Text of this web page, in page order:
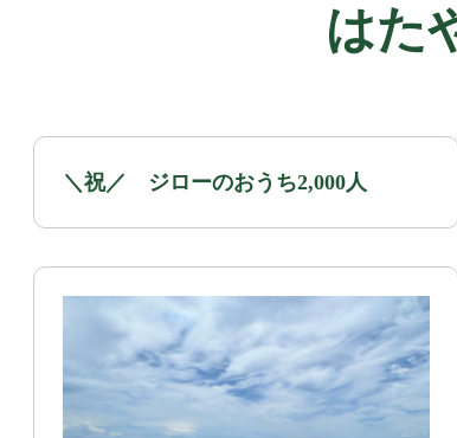
はた
＼祝／ ジローのおうち2,000人